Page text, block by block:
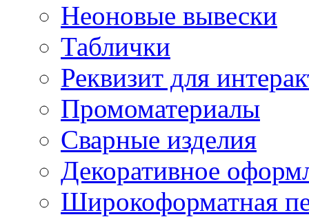
Неоновые вывески
Таблички
Реквизит для
Промоматериалы
Сварные изделия
Декоративное
Широкоформатная